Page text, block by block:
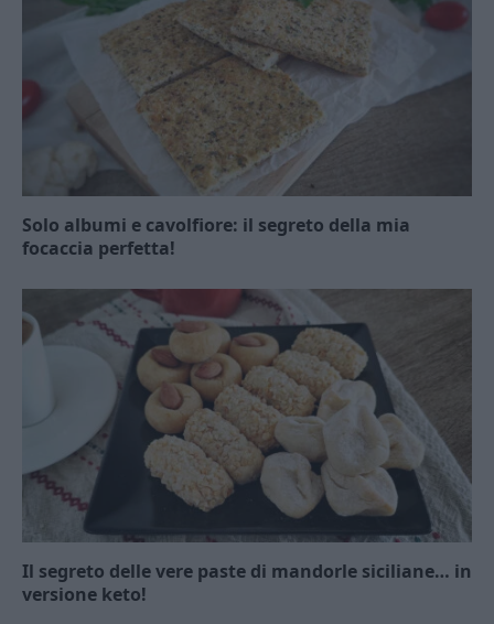
Solo albumi e cavolfiore: il segreto della mia
focaccia perfetta!
Il segreto delle vere paste di mandorle siciliane… in
versione keto!